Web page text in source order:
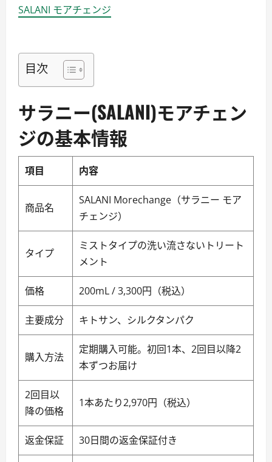
SALANI モアチェンジ
目次
サラニー(SALANI)モアチェン
ジの基本情報
項目 内容
商品名
SALANI Morechange（サラニー モア
チェンジ）
タイプ
ミストタイプの洗い流さないトリート
メント
価格 200mL / 3,300円（税込）
主要成分 キトサン、シルクタンパク
購入方法
定期購入可能。初回1本、2回目以降2
本ずつお届け
2回目以
降の価格
1本あたり2,970円（税込）
返金保証 30日間の返金保証付き